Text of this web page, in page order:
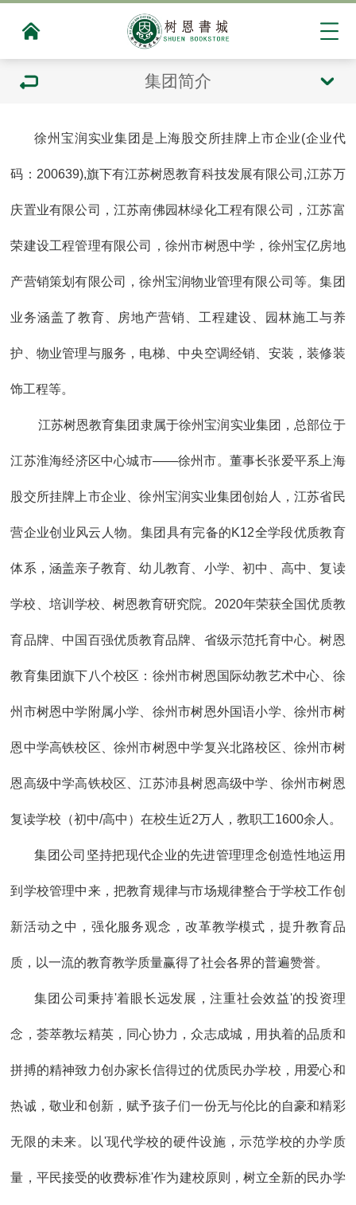
集团简介
徐州宝润实业集团是上海股交所挂牌上市企业(企业代
码：200639),旗下有江苏树恩教育科技发展有限公司,江苏万
庆置业有限公司，江苏南佛园林绿化工程有限公司，江苏富
荣建设工程管理有限公司，徐州市树恩中学，徐州宝亿房地
产营销策划有限公司，徐州宝润物业管理有限公司等。集团
业务涵盖了教育、房地产营销、工程建设、园林施工与养
护、物业管理与服务，电梯、中央空调经销、安装，装修装
饰工程等。
江苏树恩教育集团隶属于徐州宝润实业集团，总部位于
江苏淮海经济区中心城市——徐州市。董事长张爱平系上海
股交所挂牌上市企业、徐州宝润实业集团创始人，江苏省民
营企业创业风云人物。集团具有完备的K12全学段优质教育
体系，涵盖亲子教育、幼儿教育、小学、初中、高中、复读
学校、培训学校、树恩教育研究院。2020年荣获全国优质教
育品牌、中国百强优质教育品牌、省级示范托育中心。树恩
教育集团旗下八个校区：徐州市树恩国际幼教艺术中心、徐
州市树恩中学附属小学、徐州市树恩外国语小学、徐州市树
恩中学高铁校区、徐州市树恩中学复兴北路校区、徐州市树
恩高级中学高铁校区、江苏沛县树恩高级中学、徐州市树恩
复读学校（初中/高中）在校生近2万人，教职工1600余人。
集团公司坚持把现代企业的先进管理理念创造性地运用
到学校管理中来，把教育规律与市场规律整合于学校工作创
新活动之中，强化服务观念，改革教学模式，提升教育品
质，以一流的教育教学质量赢得了社会各界的普遍赞誉。
集团公司秉持'着眼长远发展，注重社会效益'的投资理
念，荟萃教坛精英，同心协力，众志成城，用执着的品质和
拼搏的精神致力创办家长信得过的优质民办学校，用爱心和
热诚，敬业和创新，赋予孩子们一份无与伦比的自豪和精彩
无限的未来。以'现代学校的硬件设施，示范学校的办学质
量，平民接受的收费标准'作为建校原则，树立全新的民办学